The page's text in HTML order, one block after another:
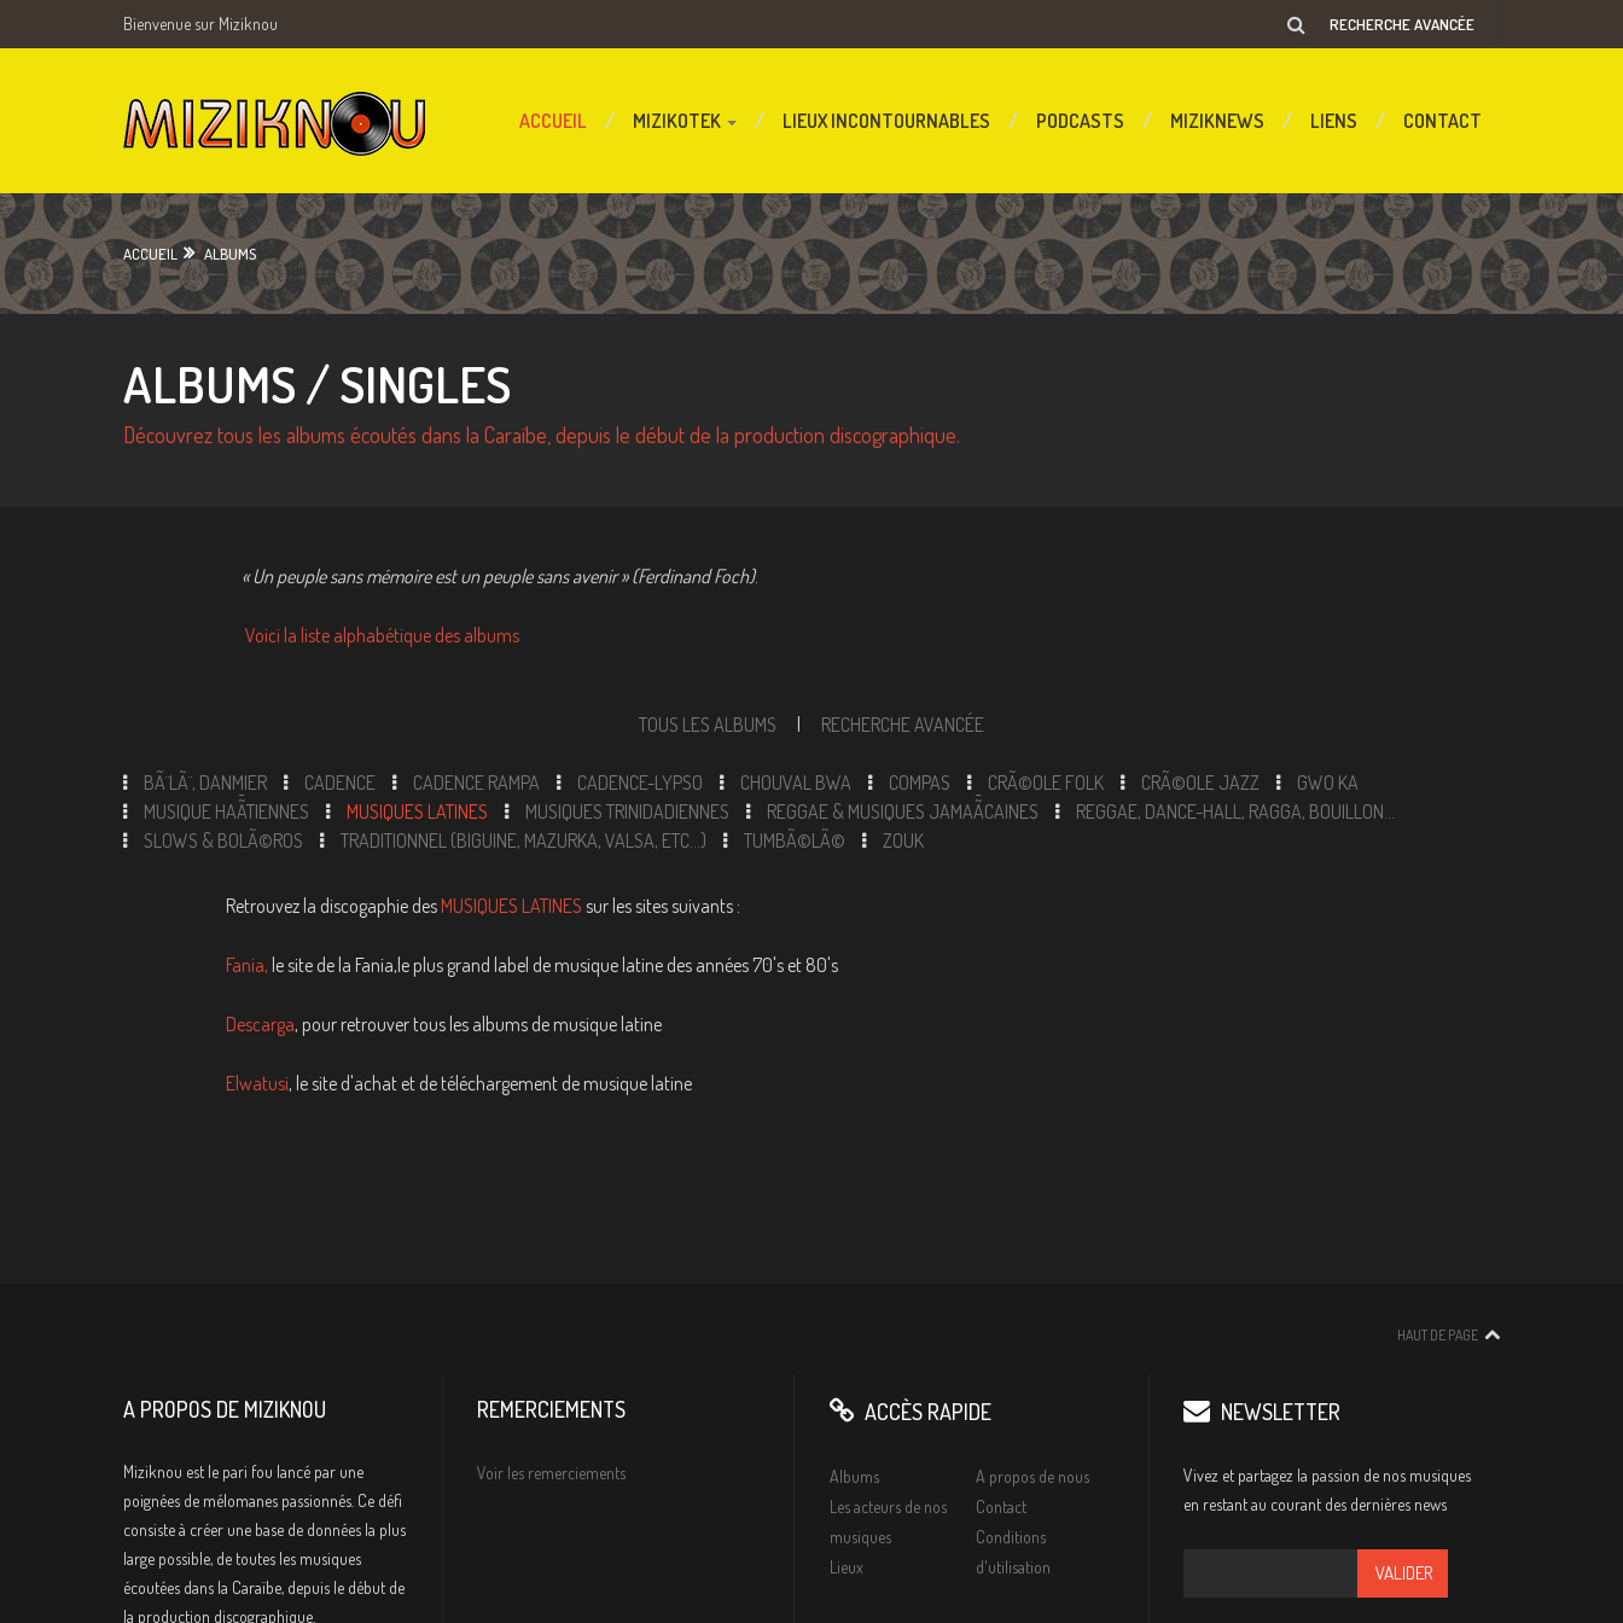
Bienvenue sur Miziknou RECHERCHE AVANCÉE
ACCUEIL MIZIKOTEK LIEUX INCONTOURNABLES PODCASTS MIZIKNEWS LIENS CONTACT
ACCUEIL ALBUMS
ALBUMS / SINGLES
Découvrez tous les albums écoutés dans la Caraïbe, depuis le début de la production discographique.
« Un peuple sans mémoire est un peuple sans avenir » (Ferdinand Foch).
Voici la liste alphabétique des albums
TOUS LES ALBUMS RECHERCHE AVANCÉE
BÃ¨LÃ¨, DANMIER CADENCE CADENCE RAMPA CADENCE-LYPSO CHOUVAL BWA COMPAS CRÃ©OLE FOLK CRÃ©OLE JAZZ
GWO KA
MUSIQUE HAÃ¯TIENNES
MUSIQUES LATINES MUSIQUES TRINIDADIENNES REGGAE & MUSIQUES JAMAÃ¯CAINES
REGGAE, DANCE-HALL, RAGGA, BOUILLON...
SLOWS & BOLÃ©ROS
TRADITIONNEL (BIGUINE, MAZURKA, VALSA, ETC...) TUMBÃ©LÃ© ZOUK
Retrouvez la discogaphie des MUSIQUES LATINES sur les sites suivants :
Fania, le site de la Fania,le plus grand label de musique latine des années 70's et 80's
Descarga, pour retrouver tous les albums de musique latine
Elwatusi, le site d'achat et de téléchargement de musique latine
HAUT DE PAGE
A PROPOS DE MIZIKNOU
Miziknou est le pari fou lancé par une
poignées de mélomanes passionnés. Ce défi
consiste à créer une base de données la plus
large possible, de toutes les musiques
écoutées dans la Caraïbe, depuis le début de
la production discographique.
REMERCIEMENTS
Voir les remerciements
ACCÈS RAPIDE
Albums
Les acteurs de nos
musiques
Lieux
A propos de nous
Contact
Conditions
d'utilisation
NEWSLETTER
Vivez et partagez la passion de nos musiques
en restant au courant des dernières news